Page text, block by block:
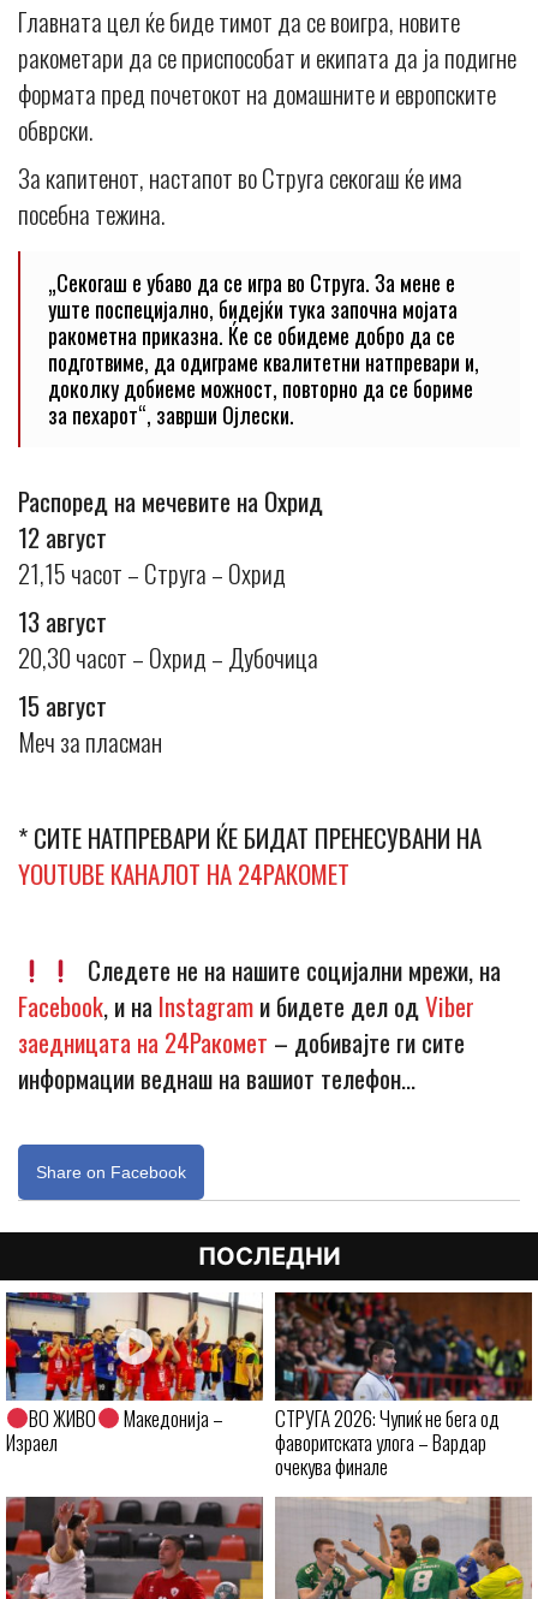
Главната цел ќе биде тимот да се воигра, новите
ракометари да се приспособат и екипата да ја подигне
формата пред почетокот на домашните и европските
обврски.
За капитенот, настапот во Струга секогаш ќе има
посебна тежина.
„Секогаш е убаво да се игра во Струга. За мене е
уште поспецијално, бидејќи тука започна мојата
ракометна приказна. Ќе се обидеме добро да се
подготвиме, да одиграме квалитетни натпревари и,
доколку добиеме можност, повторно да се бориме
за пехарот“, заврши Ојлески.
Распоред на мечевите на Охрид
12 август
21,15 часот – Струга – Охрид
13 август
20,30 часот – Охрид – Дубочица
15 август
Меч за пласман
* СИТЕ НАТПРЕВАРИ ЌЕ БИДАТ ПРЕНЕСУВАНИ НА
YOUTUBE КАНАЛОТ НА 24РАКОМЕТ
Следете не на нашите социјални мрежи, на
Facebook, и на Instagramи бидете дел одViber
заедницата на 24Ракомет – добивајте ги сите
информации веднаш на вашиот телефон…
Share on Facebook
ПОСЛЕДНИ
ВО ЖИВО
Македонија –
Израел
СТРУГА 2026: Чупиќ не бега од
фаворитската улога – Вардар
очекува финале